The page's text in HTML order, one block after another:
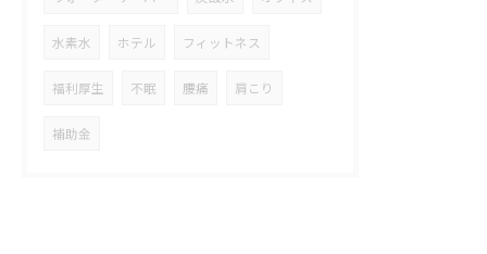
水素水 ホテル フィットネス
福利厚生 不眠 腰痛 肩こり
補助金